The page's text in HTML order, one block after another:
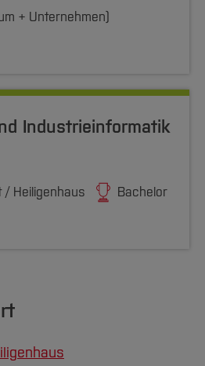
+ Unternehmen)
Industrieinformatik
/ Heiligenhaus Bachelor